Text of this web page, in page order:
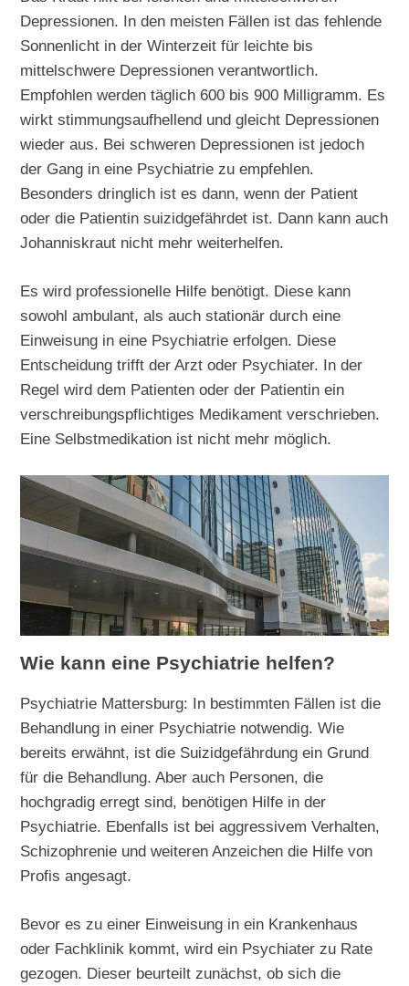
Depressionen. In den meisten Fällen ist das fehlende
Sonnenlicht in der Winterzeit für leichte bis
mittelschwere Depressionen verantwortlich.
Empfohlen werden täglich 600 bis 900 Milligramm. Es
wirkt stimmungsaufhellend und gleicht Depressionen
wieder aus. Bei schweren Depressionen ist jedoch
der Gang in eine Psychiatrie zu empfehlen.
Besonders dringlich ist es dann, wenn der Patient
oder die Patientin suizidgefährdet ist. Dann kann auch
Johanniskraut nicht mehr weiterhelfen.
Es wird professionelle Hilfe benötigt. Diese kann
sowohl ambulant, als auch stationär durch eine
Einweisung in eine Psychiatrie erfolgen. Diese
Entscheidung trifft der Arzt oder Psychiater. In der
Regel wird dem Patienten oder der Patientin ein
verschreibungspflichtiges Medikament verschrieben.
Eine Selbstmedikation ist nicht mehr möglich.
Wie kann eine Psychiatrie helfen?
Psychiatrie Mattersburg: In bestimmten Fällen ist die
Behandlung in einer Psychiatrie notwendig. Wie
bereits erwähnt, ist die Suizidgefährdung ein Grund
für die Behandlung. Aber auch Personen, die
hochgradig erregt sind, benötigen Hilfe in der
Psychiatrie. Ebenfalls ist bei aggressivem Verhalten,
Schizophrenie und weiteren Anzeichen die Hilfe von
Profis angesagt.
Bevor es zu einer Einweisung in ein Krankenhaus
oder Fachklinik kommt, wird ein Psychiater zu Rate
gezogen. Dieser beurteilt zunächst, ob sich die